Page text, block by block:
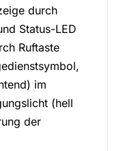
durch
Status-LED
Ruftaste
im
(hell
der